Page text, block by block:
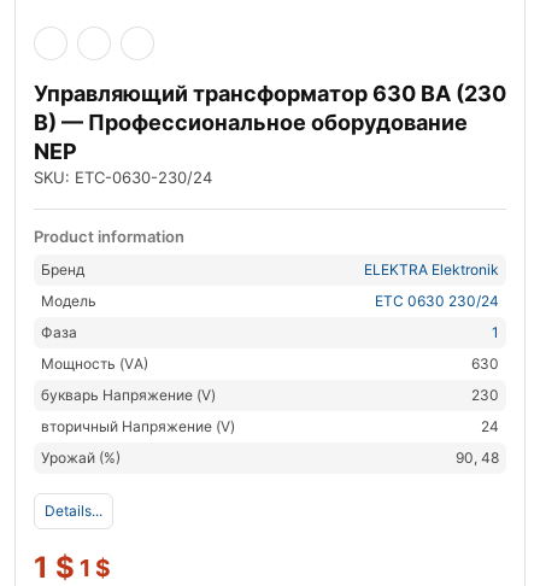
Управляющий трансформатор 630 ВА (230
В) — Профессиональное оборудование
NEP
SKU: ETC-0630-230/24
Product information
Бренд
ELEKTRA Elektronik
Модель
ETC 0630 230/24
Фаза
1
Мощность (VА)
630
букварь Напряжение (V)
230
вторичный Напряжение (V)
24
Урожай (%)
90, 48
Details...
1 $ 1 $